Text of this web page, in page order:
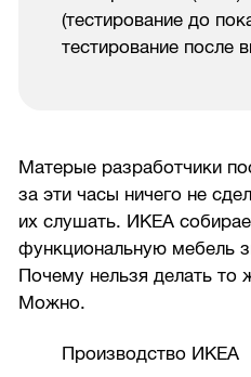
(тестирование до
тестирование после
Матерые разработчики
за эти часы ничего не
их слушать. ИКЕА
функциональную мебель
Почему нельзя делать то
Можно.
Производство ИКЕА